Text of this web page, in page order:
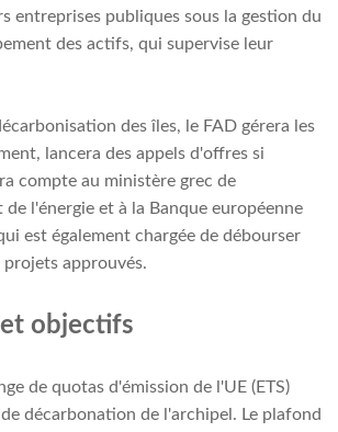
entreprises publiques sous la gestion du
des actifs, qui supervise leur
des îles, le FAD gérera les
lancera des appels d'offres si
compte au ministère grec de
de l'énergie et à la Banque européenne
est également chargée de débourser
approuvés.
et objectifs
de quotas d'émission de l'UE (ETS)
décarbonation de l'archipel. Le plafond